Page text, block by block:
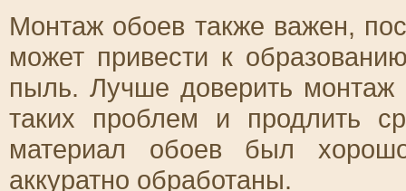
Монтаж обоев также важен,
может привести к
пыль. Лучше доверить
таких проблем и продлить
материал обоев был
аккуратно обработаны.